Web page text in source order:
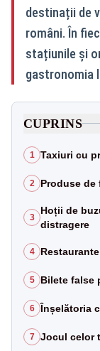
destinații de
români. În
stațiunile și
gastronomia
CUPRINS
1 Taxiuri cu
2 Produse de
3
Hoții de
distragere
4
5 Bilete false
6 Înșelătoria
7 Jocul celor